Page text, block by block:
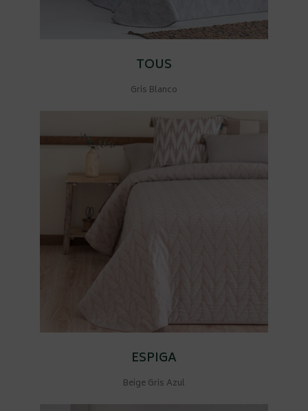
TOUS
Gris Blanco
ESPIGA
Beige Gris Azul